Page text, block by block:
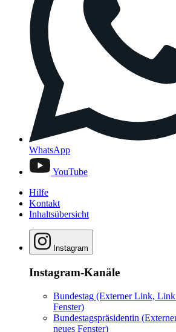
WhatsApp
YouTube
Hilfe
Kontakt
Inhaltsübersicht
Instagram
Instagram-Kanäle
Bundestag (Externer Link, Link
Fenster)
Bundestagspräsidentin
neues Fenster)